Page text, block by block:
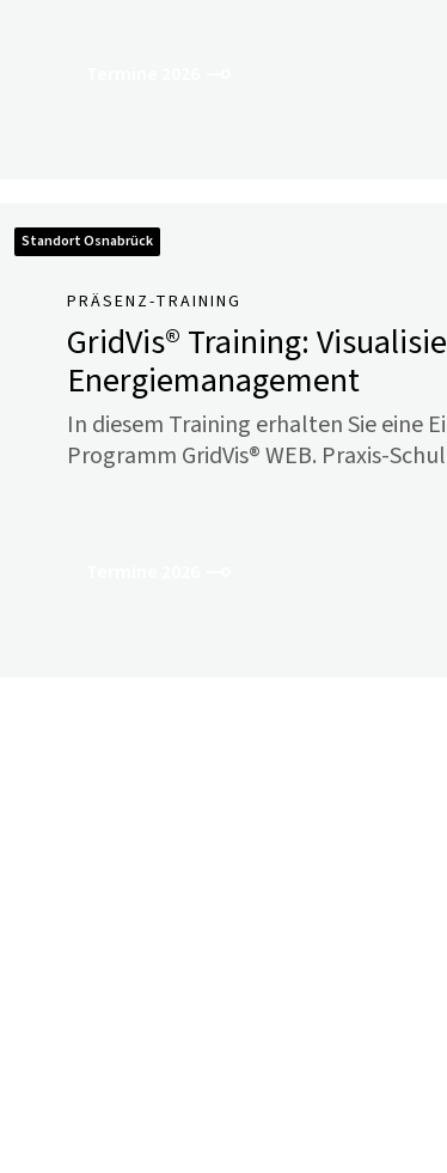
Standort Osnabrück
PRÄSENZ-TRAINING
GridVis® Training:
Energiemanagement
In diesem Training erhalten Sie eine
Programm GridVis® WEB. Praxis-